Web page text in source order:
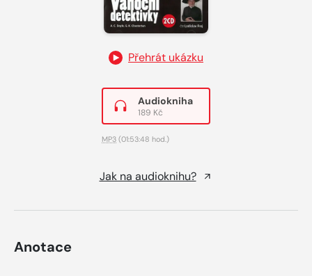
Přehrát ukázku
Audiokniha
189 Kč
MP3 (01:53:48 hod.)
Jak na audioknihu?
Anotace